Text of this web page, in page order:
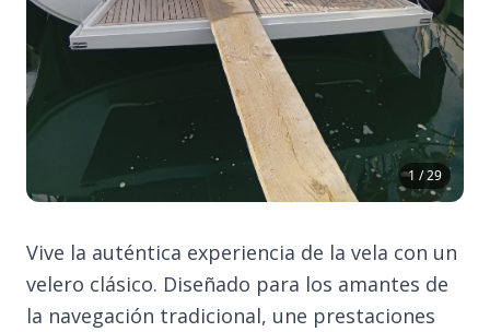
1 / 29
Vive la auténtica experiencia de la vela con un
velero clásico. Diseñado para los amantes de
la navegación tradicional, une prestaciones